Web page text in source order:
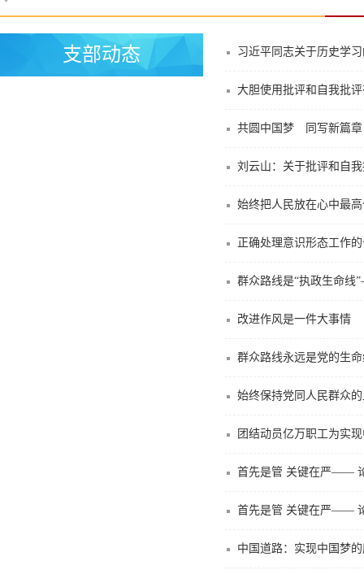
支部动态 习近平同志关于历史学
大胆使用批评和自我批
共圆中国梦 同写新篇章
刘云山：关于批评和自
始终把人民放在心中最
正确处理意识形态工作
群众路线是“执政生命
改进作风是一件大事情
群众路线永远是党的生
始终保持党同人民群众
团结动员亿万职工为实
首先是管 关键在严——
首先是管 关键在严——
中国道路：实现中国梦